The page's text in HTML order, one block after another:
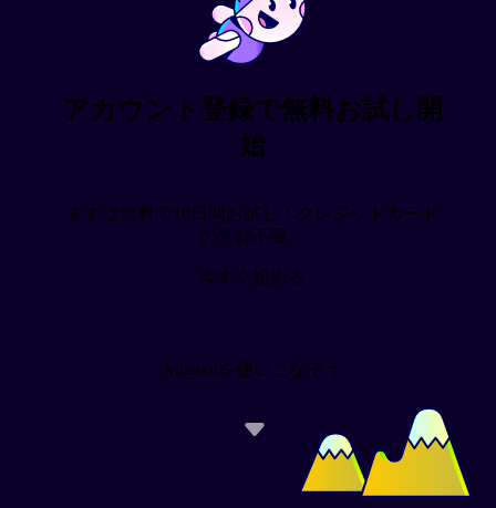
アカウント登録で無料お試し開
始
まずは無料で10日間お試し！クレジットカード
の登録不要。
今すぐ始める
Migakuを使いこなそう